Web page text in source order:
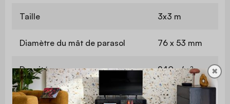
Taille 3x3 m
Diamètre du mât de parasol 76 x 53 mm
Densité 240 g/m²
Indice UV UPF 30 +
✖